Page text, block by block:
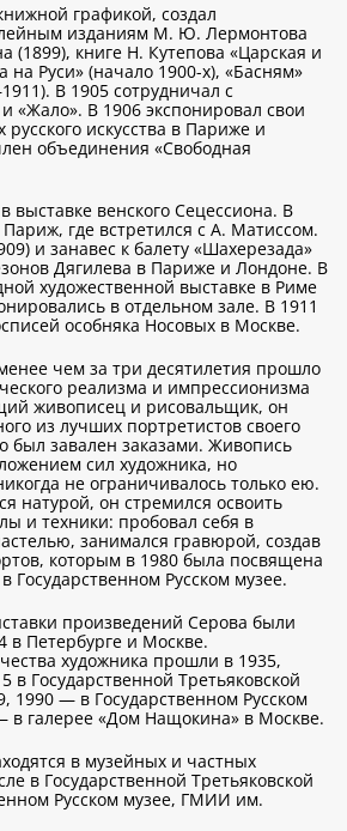
графикой, создал
изданиям М. Ю. Лермонтова
(1899), книге Н. Кутепова «Царская и
на Руси» (начало 1900-х), «Басням»
В 1905 сотрудничал с
«Жало». В 1906 экспонировал свои
искусства в Париже и
объединения «Свободная
выставке венского Сецессиона. В
где встретился с А. Матиссом.
и занавес к балету «Шахерезада»
Дягилева в Париже и Лондоне. В
художественной выставке в Риме
в отдельном зале. В 1911
особняка Носовых в Москве.
чем за три десятилетия прошло
реализма и импрессионизма
живописец и рисовальщик, он
из лучших портретистов своего
был завален заказами. Живопись
сил художника, но
не ограничивалось только ею.
натурой, он стремился освоить
и техники: пробовал себя в
занимался гравюрой, создав
которым в 1980 была посвящена
Государственном Русском музее.
произведений Серова были
в Петербурге и Москве.
художника прошли в 1935,
в Государственной Третьяковской
1990 — в Государственном Русском
в галерее «Дом Нащокина» в Москве.
в музейных и частных
в Государственной Третьяковской
Русском музее, ГМИИ им.